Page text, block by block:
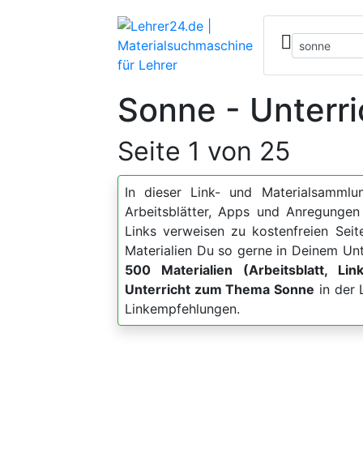
Sonne -
Seite 1 von 25
In dieser Link- und
Arbeitsblätter, Apps und
Links verweisen zu kostenfreien
Materialien Du so gerne in Deinem
500 Materialien (Arbeitsblatt,
Unterricht zum Thema Sonne in der
Linkempfehlungen.